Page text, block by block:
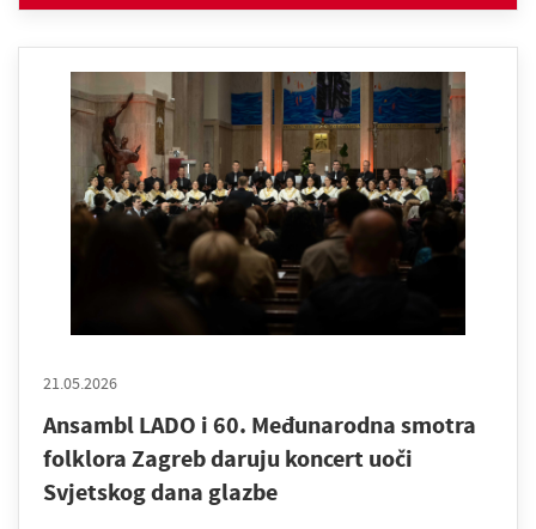
21.05.2026
Ansambl LADO i 60. Međunarodna smotra
folklora Zagreb daruju koncert uoči
Svjetskog dana glazbe